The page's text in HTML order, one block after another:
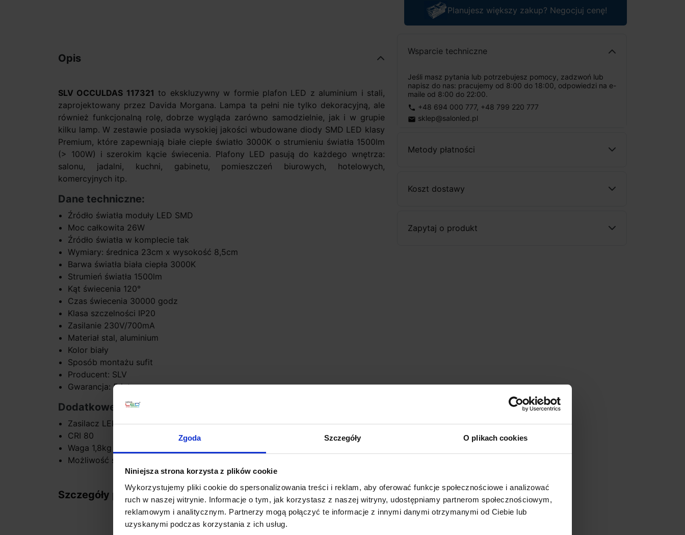
Zgoda Szczegóły O plikach cookies
Niniejsza strona korzysta z plików cookie
Wykorzystujemy pliki cookie do spersonalizowania treści i reklam, aby oferować funkcje społecznościowe i analizować
ruch w naszej witrynie. Informacje o tym, jak korzystasz z naszej witryny, udostępniamy partnerom społecznościowym,
reklamowym i analitycznym. Partnerzy mogą połączyć te informacje z innymi danymi otrzymanymi od Ciebie lub
uzyskanymi podczas korzystania z ich usług.
Planujesz większy zakup? Negocjuj cenę!
Wsparcie techniczne
Jeśli masz pytania lub potrzebujesz pomocy, zadzwoń lub
napisz do nas: pracujemy od 8:00 do 18:00, odpowiedzi na e-
maile od 8:00 do 22:00.
phone +48 694 000 777, +48 799 220 777
email sklep@salonled.pl
Metody płatności
Koszt dostawy
Zapytaj o produkt
Opis
SLV OCCULDAS 117321 to ekskluzywny w formie plafon LED z aluminium i stali,
zaprojektowany przez Davida Morgana. Lampa ta pełni nie tylko dekoracyjną, ale
również funkcjonalną rolę, dobrze wygląda zarówno samodzielnie, jak i w grupie
kilku lamp. W zestawie posiada wysokiej jakości wbudowane diody SMD LED klasy
Premium, które zapewniają białe ciepłe światło 3000K o strumieniu światła 1500lm
(> 100W) i szerokim kącie świecenia. Plafony LED pasują do każdego wnętrza:
salonu, jadalni, kuchni, gabinetu, pomieszczeń biurowych, hotelowych,
komercyjnych itp.
Dane techniczne:
Źródło światła moduły LED SMD
Moc całkowita 26W
Źródło światła w komplecie tak
Wymiary: średnica 23cm x wysokość 8,5cm
Barwa światła biała ciepła 3000K
Strumień światła 1500lm
Kąt świecenia 120°
Czas świecenia 30000 godz
Klasa szczelności IP20
Zasilanie 230V/700mA
Materiał stal, aluminium
Kolor biały
Sposób montażu sufit
Producent: SLV
Gwarancja: 5 lat
Dodatkowe informacje:
Zasilacz LED wbudowany
CRI 80
Waga 1,8kg
Możliwość ściemniania
Szczegóły produktu